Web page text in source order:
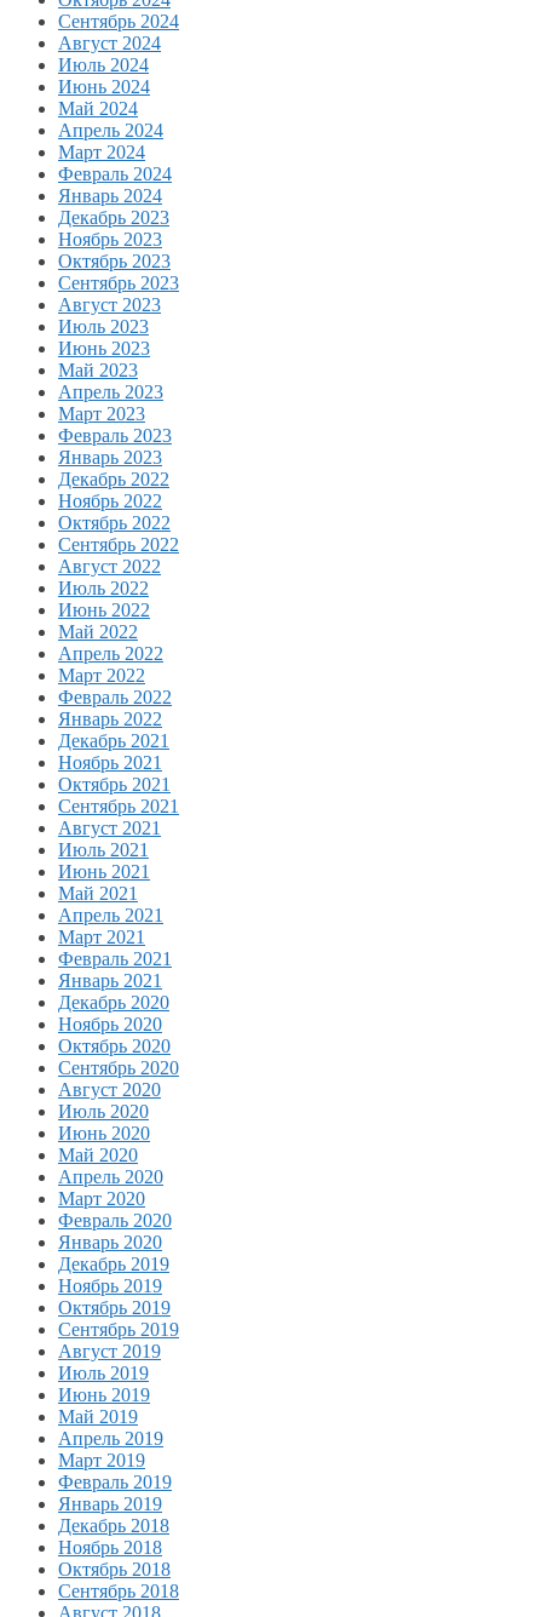
Сентябрь 2024
Август 2024
Июль 2024
Июнь 2024
Май 2024
Апрель 2024
Март 2024
Февраль 2024
Январь 2024
Декабрь 2023
Ноябрь 2023
Октябрь 2023
Сентябрь 2023
Август 2023
Июль 2023
Июнь 2023
Май 2023
Апрель 2023
Март 2023
Февраль 2023
Январь 2023
Декабрь 2022
Ноябрь 2022
Октябрь 2022
Сентябрь 2022
Август 2022
Июль 2022
Июнь 2022
Май 2022
Апрель 2022
Март 2022
Февраль 2022
Январь 2022
Декабрь 2021
Ноябрь 2021
Октябрь 2021
Сентябрь 2021
Август 2021
Июль 2021
Июнь 2021
Май 2021
Апрель 2021
Март 2021
Февраль 2021
Январь 2021
Декабрь 2020
Ноябрь 2020
Октябрь 2020
Сентябрь 2020
Август 2020
Июль 2020
Июнь 2020
Май 2020
Апрель 2020
Март 2020
Февраль 2020
Январь 2020
Декабрь 2019
Ноябрь 2019
Октябрь 2019
Сентябрь 2019
Август 2019
Июль 2019
Июнь 2019
Май 2019
Апрель 2019
Март 2019
Февраль 2019
Январь 2019
Декабрь 2018
Ноябрь 2018
Октябрь 2018
Сентябрь 2018
Август 2018